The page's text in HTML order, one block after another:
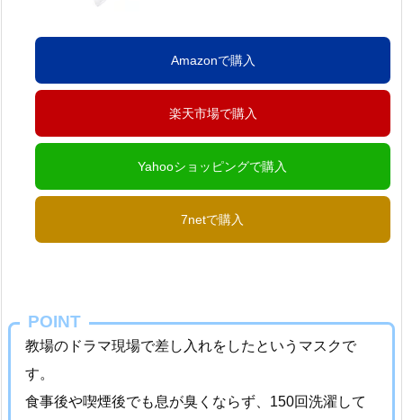
Amazonで購入
楽天市場で購入
Yahooショッピングで購入
7netで購入
POINT
教場のドラマ現場で差し入れをしたというマスクで
す。
食事後や喫煙後でも息が臭くならず、150回洗濯して